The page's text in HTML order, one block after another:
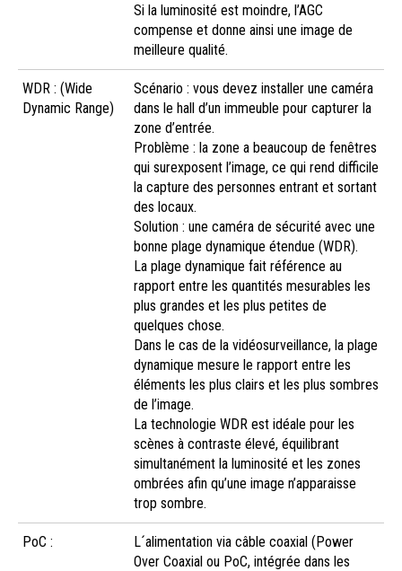
Si la luminosité est moindre, l’AGC
compense et donne ainsi une image de
meilleure qualité.
WDR : (Wide
Dynamic Range)
Scénario : vous devez installer une caméra
dans le hall d’un immeuble pour capturer la
zone d’entrée.
Problème : la zone a beaucoup de fenêtres
qui surexposent l’image, ce qui rend difficile
la capture des personnes entrant et sortant
des locaux.
Solution : une caméra de sécurité avec une
bonne plage dynamique étendue (WDR).
La plage dynamique fait référence au
rapport entre les quantités mesurables les
plus grandes et les plus petites de
quelques chose.
Dans le cas de la vidéosurveillance, la plage
dynamique mesure le rapport entre les
éléments les plus clairs et les plus sombres
de l’image.
La technologie WDR est idéale pour les
scènes à contraste élevé, équilibrant
simultanément la luminosité et les zones
ombrées afin qu’une image n’apparaisse
trop sombre.
PoC :
L´alimentation via câble coaxial (Power
Over Coaxial ou PoC, intégrée dans les